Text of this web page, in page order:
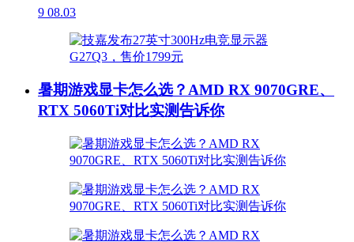
9 08.03
暑期游戏显卡怎么选？AMD RX 9070GRE、
RTX 5060Ti对比实测告诉你